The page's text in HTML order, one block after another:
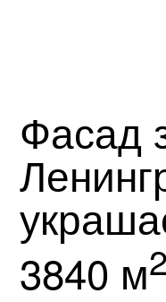
Фасад
3840 м2